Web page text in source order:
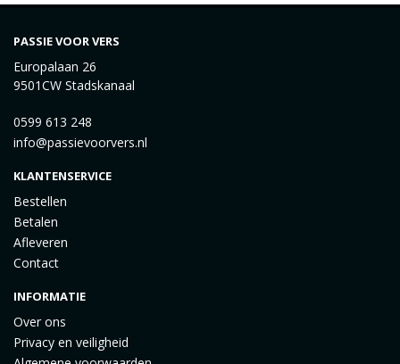
PASSIE VOOR VERS
Europalaan 26
9501CW Stadskanaal
0599 613 248
info@passievoorvers.nl
KLANTENSERVICE
Bestellen
Betalen
Afleveren
Contact
INFORMATIE
Over ons
Privacy en veiligheid